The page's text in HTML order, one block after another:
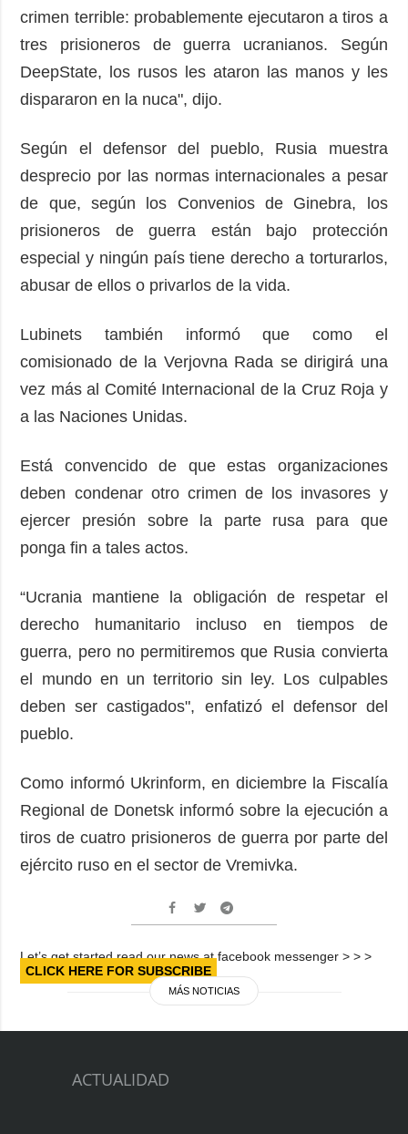
crimen terrible: probablemente ejecutaron a tiros a
tres prisioneros de guerra ucranianos. Según
DeepState, los rusos les ataron las manos y les
dispararon en la nuca", dijo.
Según el defensor del pueblo, Rusia muestra
desprecio por las normas internacionales a pesar
de que, según los Convenios de Ginebra, los
prisioneros de guerra están bajo protección
especial y ningún país tiene derecho a torturarlos,
abusar de ellos o privarlos de la vida.
Lubinets también informó que como el
comisionado de la Verjovna Rada se dirigirá una
vez más al Comité Internacional de la Cruz Roja y
a las Naciones Unidas.
Está convencido de que estas organizaciones
deben condenar otro crimen de los invasores y
ejercer presión sobre la parte rusa para que
ponga fin a tales actos.
“Ucrania mantiene la obligación de respetar el
derecho humanitario incluso en tiempos de
guerra, pero no permitiremos que Rusia convierta
el mundo en un territorio sin ley. Los culpables
deben ser castigados", enfatizó el defensor del
pueblo.
Como informó Ukrinform, en diciembre la Fiscalía
Regional de Donetsk informó sobre la ejecución a
tiros de cuatro prisioneros de guerra por parte del
ejército ruso en el sector de Vremivka.
Let’s get started read our news at facebook messenger > > >
CLICK HERE FOR SUBSCRIBE
MÁS NOTICIAS
ACTUALIDAD